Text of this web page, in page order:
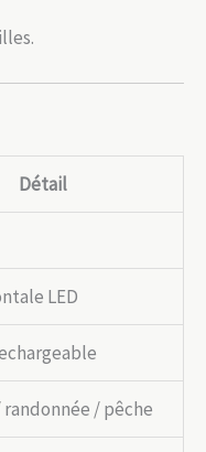
Détail
LED
randonnée / pêche